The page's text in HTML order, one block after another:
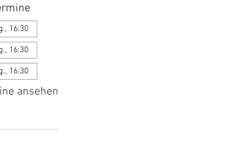
16:30
16:30
16:30
ansehen